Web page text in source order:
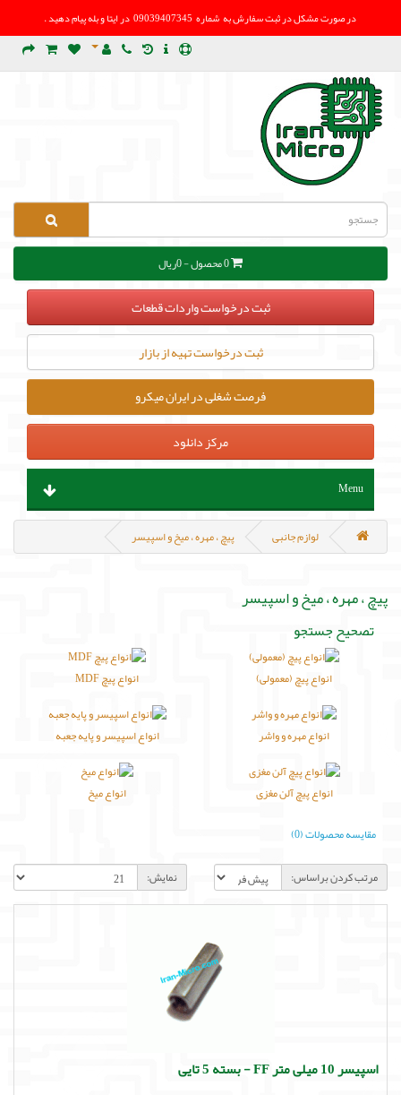
در صورت مشکل درثبت سفارش به شماره 09039407345 در ایتا و بله پیام دهید .
0 محصول - 0ریال
ثبت درخواست واردات قطعات
ثبت درخواست تهیه از بازار
فرصت شغلی در ایران میکرو
مرکز دانلود
Menu
ابزار آلات و تجهیزات
سنسور و ماژول
پروگرامر ، هدربورد و مینی کامپیوتر
منابع تغذیه و باتری
مکانیک و روباتیک
لوازم جانبی
مالتی مدیا
لوازم جانبی پیچ ، مهره ، میخ و اسپیسر
پیچ ، مهره ، میخ و اسپیسر
تصحیح جستجو
انواع پیچ (معمولی) انواع پیچ MDF
انواع مهره و واشر انواع اسپیسر و پایه جعبه
انواع پیچ آلن مغزی
انواع میخ
مقایسه محصولات (0)
مرتب کردن براساس:
نمایش:
اسپیسر 10 میلی متر FF - بسته 5 تایی